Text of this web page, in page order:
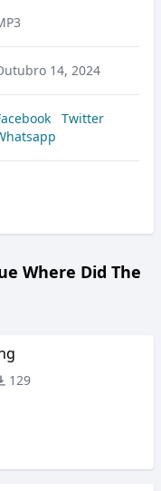
14, 2024
Twitter
Where Did The
129